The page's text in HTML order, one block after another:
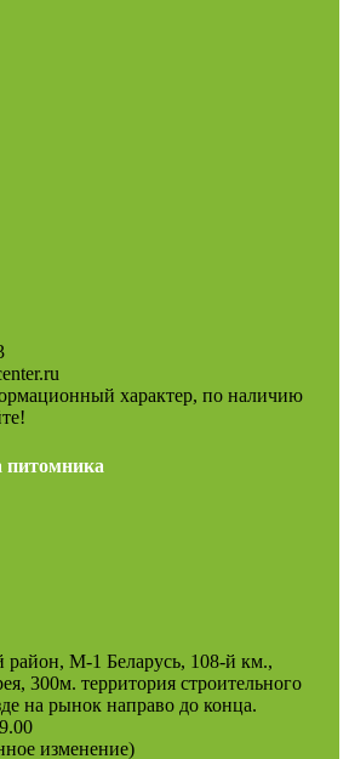
характер, по наличию
питомника
М-1 Беларусь, 108-й км.,
300м. территория строительного
на рынок направо до конца.
изменение)